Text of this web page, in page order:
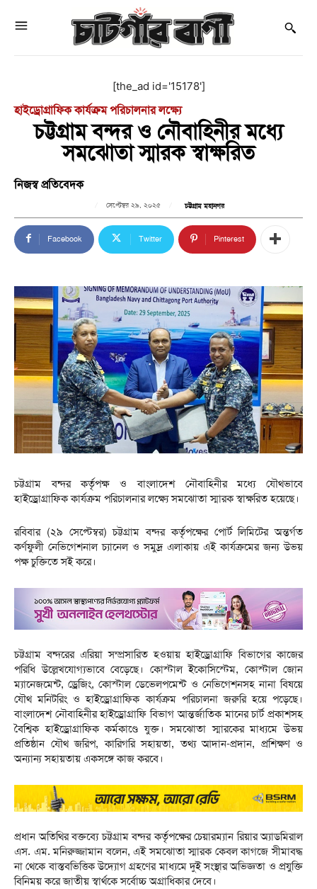
[the_ad id='15178']
হাইড্রোগ্রাফিক কার্যক্রম পরিচালনার লক্ষ্যে
চট্টগ্রাম বন্দর ও নৌবাহিনীর মধ্যে
সমঝোতা স্মারক স্বাক্ষরিত
নিজস্ব প্রতিবেদক
সেপ্টেম্বর ২৯, ২০২৫ চট্টগ্রাম মহানগর
Facebook Twitter Pinterest
চট্টগ্রাম বন্দর কর্তৃপক্ষ ও বাংলাদেশ নৌবাহিনীর মধ্যে যৌথভাবে
হাইড্রোগ্রাফিক কার্যক্রম পরিচালনার লক্ষ্যে সমঝোতা স্মারক স্বাক্ষরিত হয়েছে।
রবিবার (২৯ সেপ্টেম্বর) চট্টগ্রাম বন্দর কর্তৃপক্ষের পোর্ট লিমিটের অন্তর্গত
কর্ণফুলী নেভিগেশনাল চ্যানেল ও সমুদ্র এলাকায় এই কার্যক্রমের জন্য উভয়
পক্ষ চুক্তিতে সই করে।
চট্টগ্রাম বন্দরের এরিয়া সম্প্রসারিত হওয়ায় হাইড্রোগ্রাফি বিভাগের কাজের
পরিধি উল্লেখযোগ্যভাবে বেড়েছে। কোস্টাল ইকোসিস্টেম, কোস্টাল জোন
ম্যানেজমেন্ট, ড্রেজিং, কোস্টাল ডেভেলপমেন্ট ও নেভিগেশনসহ নানা বিষয়ে
যৌথ মনিটরিং ও হাইড্রোগ্রাফিক কার্যক্রম পরিচালনা জরুরি হয়ে পড়েছে।
বাংলাদেশ নৌবাহিনীর হাইড্রোগ্রাফি বিভাগ আন্তর্জাতিক মানের চার্ট প্রকাশসহ
বৈশ্বিক হাইড্রোগ্রাফিক কর্মকাণ্ডে যুক্ত। সমঝোতা স্মারকের মাধ্যমে উভয়
প্রতিষ্ঠান যৌথ জরিপ, কারিগরি সহায়তা, তথ্য আদান-প্রদান, প্রশিক্ষণ ও
অন্যান্য সহায়তায় একসঙ্গে কাজ করবে।
প্রধান অতিথির বক্তব্যে চট্টগ্রাম বন্দর কর্তৃপক্ষের চেয়ারম্যান রিয়ার অ্যাডমিরাল
এস. এম. মনিরুজ্জামান বলেন, এই সমঝোতা স্মারক কেবল কাগজে সীমাবদ্ধ
না থেকে বাস্তবভিত্তিক উদ্যোগ গ্রহণের মাধ্যমে দুই সংস্থার অভিজ্ঞতা ও প্রযুক্তি
বিনিময় করে জাতীয় স্বার্থকে সর্বোচ্চ অগ্রাধিকার দেবে।